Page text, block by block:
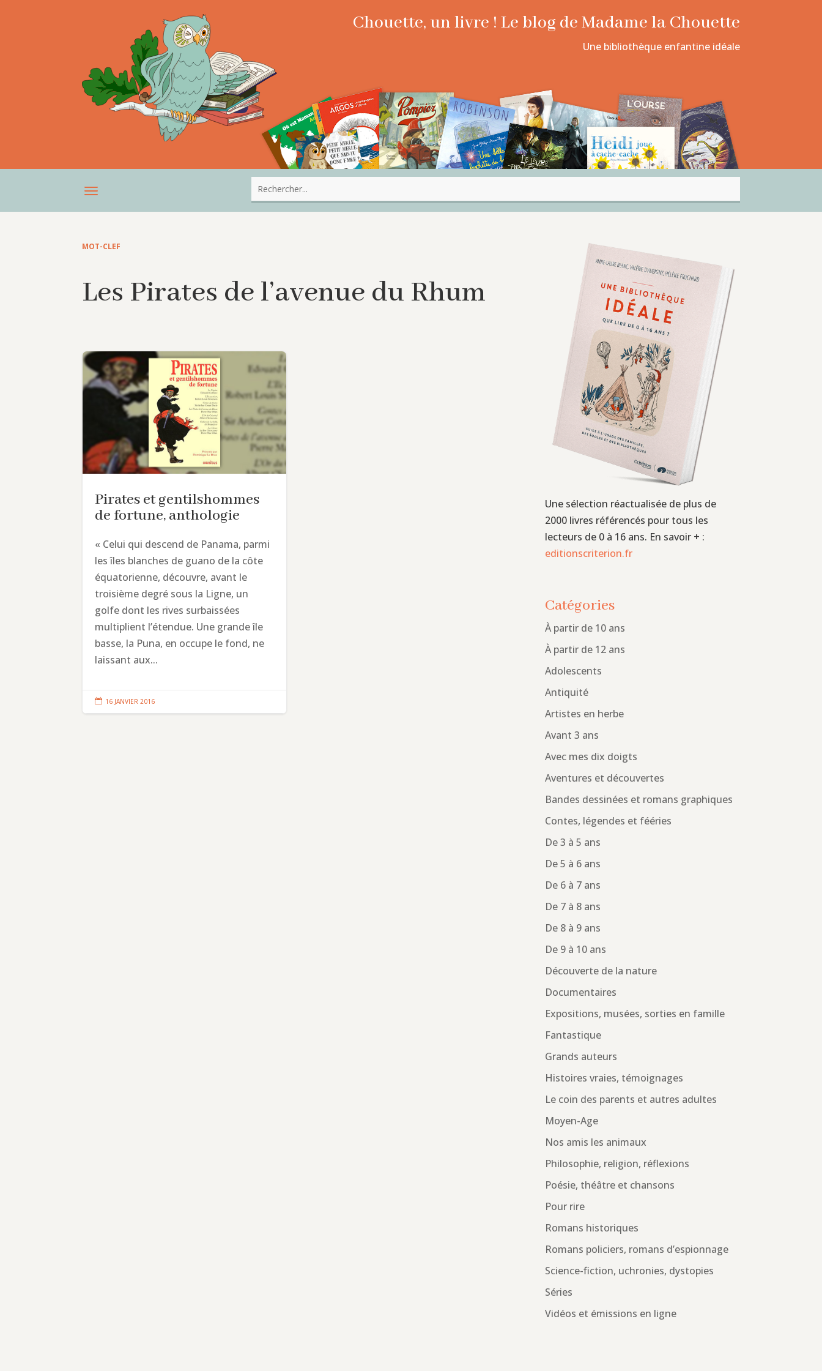
Chouette, un livre ! Le blog de Madame la Chouette
Une bibliothèque enfantine idéale
MOT-CLEF
Les Pirates de l’avenue du Rhum
Pirates et gentilshommes
de fortune, anthologie
« Celui qui descend de Panama, parmi
les îles blanches de guano de la côte
équatorienne, découvre, avant le
troisième degré sous la Ligne, un
golfe dont les rives surbaissées
multiplient l’étendue. Une grande île
basse, la Puna, en occupe le fond, ne
laissant aux...
 16 JANVIER 2016
Une sélection réactualisée de plus de
2000 livres référencés pour tous les
lecteurs de 0 à 16 ans. En savoir + :
editionscriterion.fr
Catégories
À partir de 10 ans
À partir de 12 ans
Adolescents
Antiquité
Artistes en herbe
Avant 3 ans
Avec mes dix doigts
Aventures et découvertes
Bandes dessinées et romans graphiques
Contes, légendes et fééries
De 3 à 5 ans
De 5 à 6 ans
De 6 à 7 ans
De 7 à 8 ans
De 8 à 9 ans
De 9 à 10 ans
Découverte de la nature
Documentaires
Expositions, musées, sorties en famille
Fantastique
Grands auteurs
Histoires vraies, témoignages
Le coin des parents et autres adultes
Moyen-Age
Nos amis les animaux
Philosophie, religion, réflexions
Poésie, théâtre et chansons
Pour rire
Romans historiques
Romans policiers, romans d’espionnage
Science-fiction, uchronies, dystopies
Séries
Vidéos et émissions en ligne